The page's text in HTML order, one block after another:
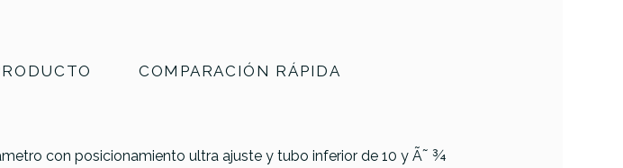
COMPARACIÓN RÁPIDA
con posicionamiento ultra ajuste y tubo inferior de 10 y Ã˜ ¾